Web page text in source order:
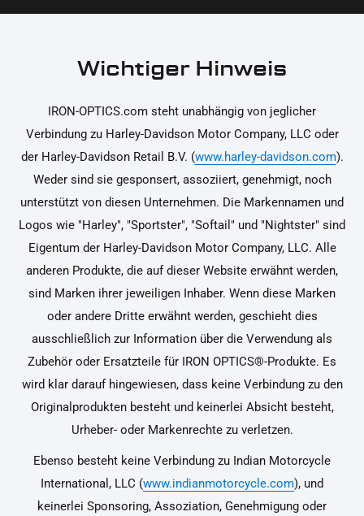
Rücksendung findest du in unseren
Wichtiger Hinweis
IRON-OPTICS.com steht unabhängig von jeglicher
Verbindung zu Harley-Davidson Motor Company, LLC oder
der Harley-Davidson Retail B.V. (www.harley-davidson.com).
Weder sind sie gesponsert, assoziiert, genehmigt, noch
unterstützt von diesen Unternehmen. Die Markennamen und
Logos wie "Harley", "Sportster", "Softail" und "Nightster" sind
Eigentum der Harley-Davidson Motor Company, LLC. Alle
anderen Produkte, die auf dieser Website erwähnt werden,
sind Marken ihrer jeweiligen Inhaber. Wenn diese Marken
oder andere Dritte erwähnt werden, geschieht dies
ausschließlich zur Information über die Verwendung als
Zubehör oder Ersatzteile für IRON OPTICS®-Produkte. Es
wird klar darauf hingewiesen, dass keine Verbindung zu den
Originalprodukten besteht und keinerlei Absicht besteht,
Urheber- oder Markenrechte zu verletzen.
Ebenso besteht keine Verbindung zu Indian Motorcycle
International, LLC (www.indianmotorcycle.com), und
keinerlei Sponsoring, Assoziation, Genehmigung oder